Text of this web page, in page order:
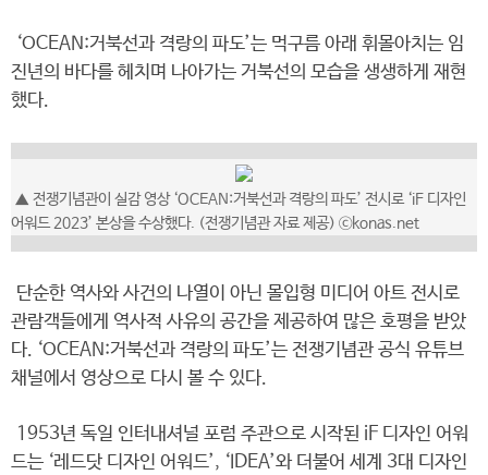
‘OCEAN:거북선과 격랑의 파도’는 먹구름 아래 휘몰아치는 임
진년의 바다를 헤치며 나아가는 거북선의 모습을 생생하게 재현
했다.
▲ 전쟁기념관이 실감 영상 ‘OCEAN:거북선과 격랑의 파도’ 전시로 ‘iF 디자인
어워드 2023’ 본상을 수상했다. (전쟁기념관 자료 제공) ⓒkonas.net
단순한 역사와 사건의 나열이 아닌 몰입형 미디어 아트 전시로
관람객들에게 역사적 사유의 공간을 제공하여 많은 호평을 받았
다. ‘OCEAN:거북선과 격랑의 파도’는 전쟁기념관 공식 유튜브
채널에서 영상으로 다시 볼 수 있다.
1953년 독일 인터내셔널 포럼 주관으로 시작된 iF 디자인 어워
드는 ‘레드닷 디자인 어워드’, ‘IDEA’와 더불어 세계 3대 디자인